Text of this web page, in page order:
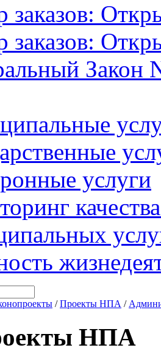
заказов:
заказов:
Закон
услуги
/Проекты НПА /
НПА